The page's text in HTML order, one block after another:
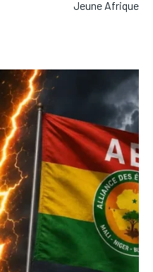
Jeune Afrique